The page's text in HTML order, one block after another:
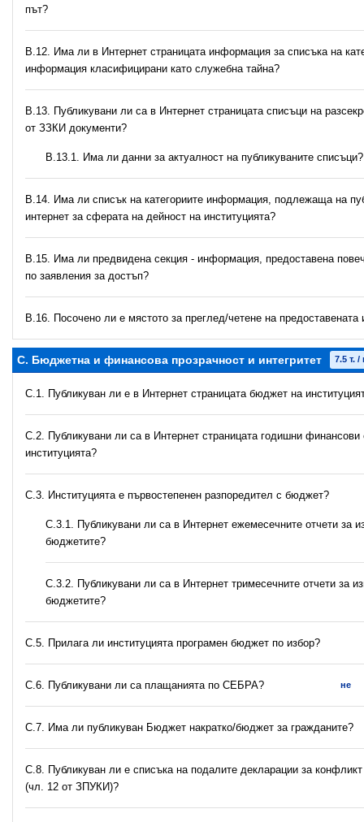
път?
В.12. Има ли в Интернет страницата информация за списъка на
информация класифицирани като служебна тайна?
В.13. Публикувани ли са в Интернет страницата списъци на
от ЗЗКИ документи?
В.13.1. Има ли данни за актуалност на публикуваните списъци?
В.14. Има ли списък на категориите информация, подлежаща на
интернет за сферата на дейност на институцията?
В.15. Има ли предвидена секция - информация, предоставена
по заявления за достъп?
В.16. Посочено ли е мястото за преглед/четене на
C. Бюджетна и финансова прозрачност и интегритет 7.5 т. /
C.1. Публикуван ли е в Интернет страницата бюджет на
C.2. Публикувани ли са в Интернет страницата годишни финансови
институцията?
C.3. Институцията е първостепенен разпоредител с бюджет?
С.3.1. Публикувани ли са в Интернет ежемесечните отчети за
бюджетите?
С.3.2. Публикувани ли са в Интернет тримесечните отчети за
бюджетите?
С.5. Прилага ли институцията програмен бюджет по избор?
С.6. Публикувани ли са плащанията по СЕБРА? не
С.7. Има ли публикуван Бюджет накратко/бюджет за гражданите?
C.8. Публикуван ли е списъка на подалите декларации за
(чл. 12 от ЗПУКИ)?